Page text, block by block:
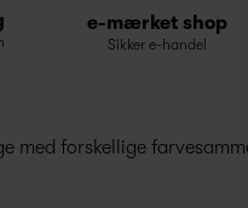
e-mærket shop
Sikker e-handel
med forskellige